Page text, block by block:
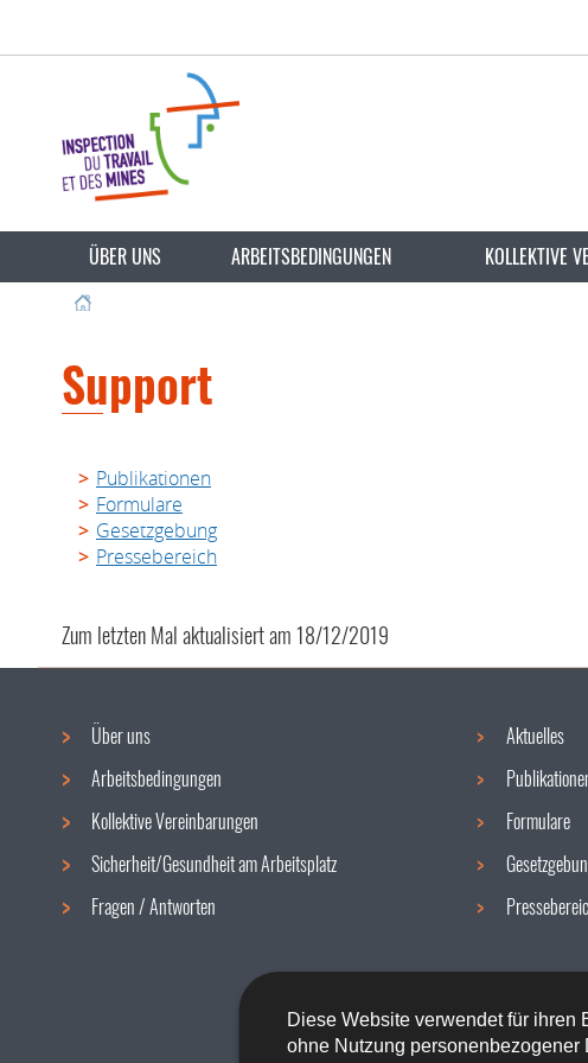
Diese Website verwendet für ihren
ohne Nutzung personenbezogener
wechseln
ÜBER UNS ARBEITSBEDINGUNGEN KOLLEKTIVE
Support
Publikationen
Formulare
Gesetzgebung
Pressebereich
Zum letzten Mal aktualisiert am18/12/2019
Navigationsmenü
Über uns
Arbeitsbedingungen
Kollektive Vereinbarungen
Sicherheit/Gesundheit am Arbeitsplatz
Fragen / Antworten
Aktuelles
Formulare